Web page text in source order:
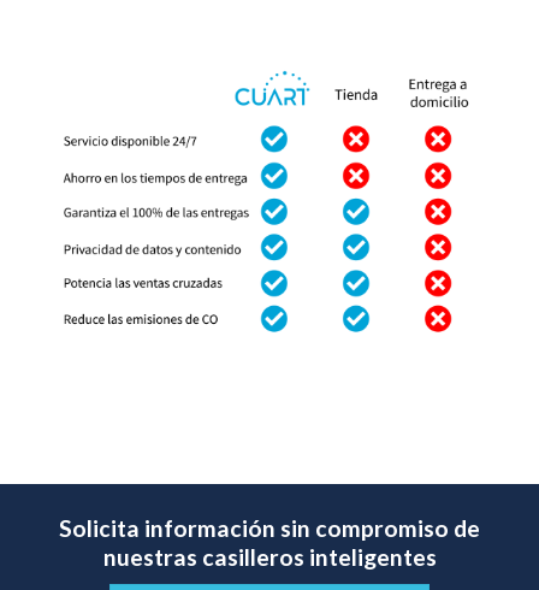
Solicita información sin compromiso de
nuestras casilleros inteligentes